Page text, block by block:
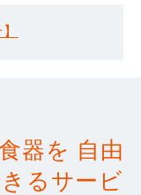
器を 自由
るサービ